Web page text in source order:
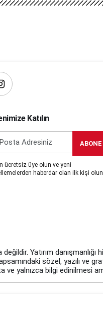
Katılın
ABONE
ücretsiz üye olun ve yeni
haberdar olan ilk kişi
Yatırım
sözel, yazılı ve
yalnızca bilgi edinilmesi
Saklıdır.